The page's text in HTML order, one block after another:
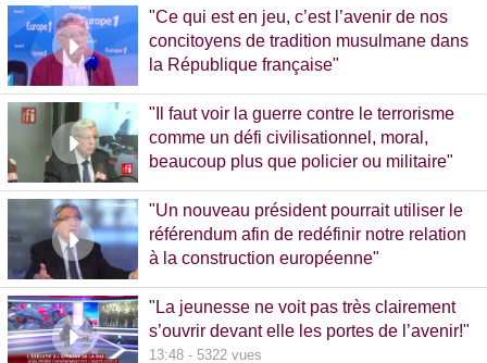
"Ce qui est en jeu, c’est l’avenir de nos
concitoyens de tradition musulmane dans
la République française"
"Il faut voir la guerre contre le terrorisme
comme un défi civilisationnel, moral,
beaucoup plus que policier ou militaire"
"Un nouveau président pourrait utiliser le
référendum afin de redéfinir notre relation
à la construction européenne"
"La jeunesse ne voit pas très clairement
s’ouvrir devant elle les portes de l’avenir!"
13:48 - 5322 vues